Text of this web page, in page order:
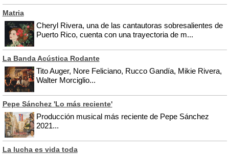
Matria
Cheryl Rivera, una de las cantautoras sobresalientes de
Puerto Rico, cuenta con una trayectoria de m...
La Banda Acústica Rodante
Tito Auger, Nore Feliciano, Rucco Gandía, Mikie Rivera,
Walter Morciglio...
Pepe Sánchez 'Lo más reciente'
Producción musical más reciente de Pepe Sánchez
2021...
La lucha es vida toda